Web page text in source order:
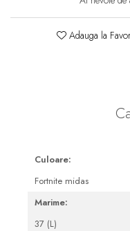
Lentile torice
Lentile multifocale
Intretinere Ortho-K
Pleoape și zona
Tratament Blefarită
Adauga la
Culoare:
Fortnite midas
Marime:
37 (L)